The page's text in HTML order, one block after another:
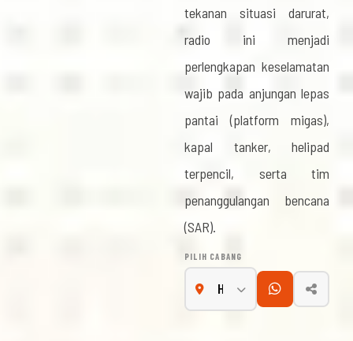
tekanan situasi darurat,
radio ini menjadi
perlengkapan keselamatan
wajib pada anjungan lepas
pantai (platform migas),
kapal tanker, helipad
terpencil, serta tim
penanggulangan bencana
(SAR).
PILIH CABANG